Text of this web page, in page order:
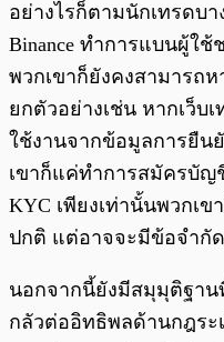
อย่างไรก็ตามนักเทรดบ
Binance ทำการแบนผู้ใ
พวกเขาก็ยังคงสามารถห
ยกตัวอย่างเช่น หากเว็
ใช้งานจากข้อมูลการยืน
เขาก็แค่ทำการสมัครบั
KYC เพียงเท่านั้นพวกเ
ปกติ แต่อาจจะมีข้อจำกัด
นอกจากนี้ยังมีสมุมุติฐาน
กลัวต่ออิทธิพลด้านกฎระ